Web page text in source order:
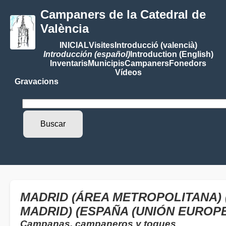
Campaners de la Catedral de
València
INICIALVisitesIntroducció (valencià)
Introducción (español)Introduction (English)
InventarisMunicipisCampanersFonedors
Vídeos
Gravacions
MADRID (ÁREA
MADRID) (ESPAÑA (UNIÓN
Campanas, campaneros y toques